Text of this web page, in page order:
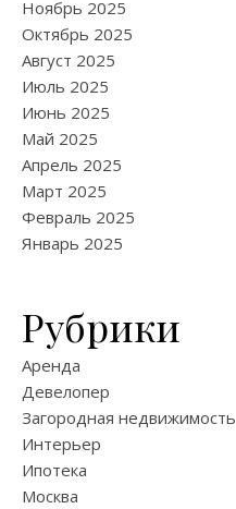
Ноябрь 2025
Октябрь 2025
Август 2025
Июль 2025
Июнь 2025
Май 2025
Апрель 2025
Март 2025
Февраль 2025
Январь 2025
Рубрики
Аренда
Девелопер
Загородная недвижимость
Интерьер
Ипотека
Москва